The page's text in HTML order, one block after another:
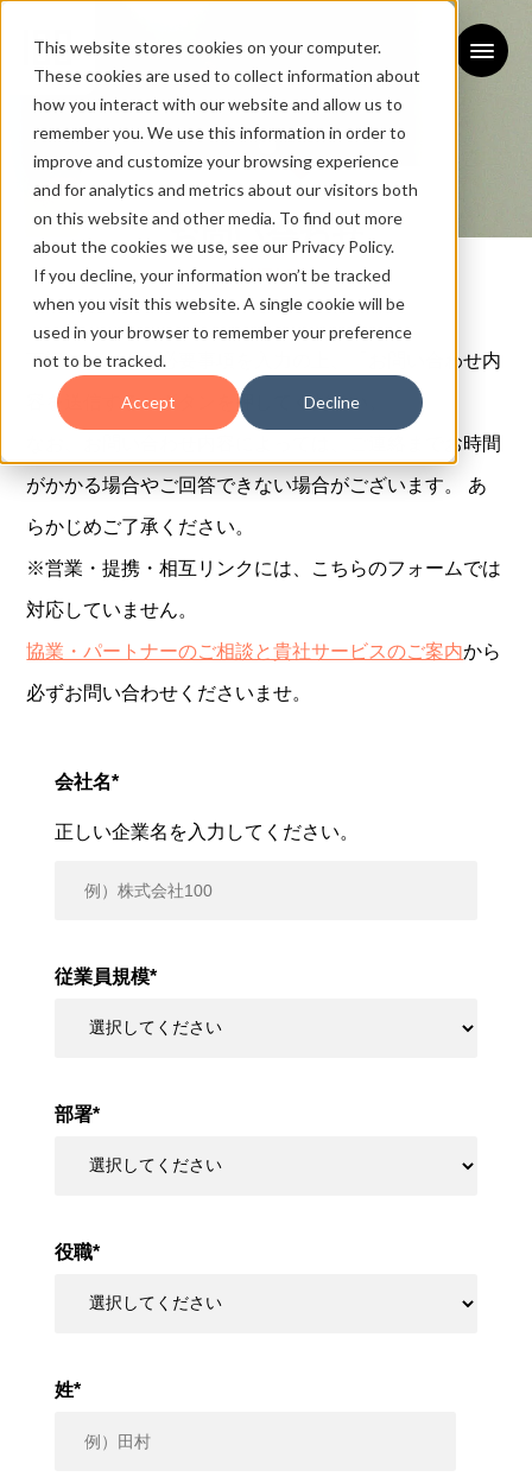
This website stores cookies on your computer.
These cookies are used to collect information about
how you interact with our website and allow us to
remember you. We use this information in order to
improve and customize your browsing experience
and for analytics and metrics about our visitors both
on this website and other media. To find out more
about the cookies we use, see our Privacy Policy.
If you decline, your information won’t be tracked
when you visit this website. A single cookie will be
used in your browser to remember your preference
not to be tracked.
Accept Decline
お問い合わせ
CONTACT
下記フォームに必要事項を入力の上、「お問い合わせ内
容を送信する」ボタンを押してください。
なお、お問い合わせ内容によっては、ご連絡までお時間
がかかる場合やご回答できない場合がございます。 あ
らかじめご了承ください。
※営業・提携・相互リンクには、こちらのフォームでは
対応していません。
協業・パートナーのご相談と貴社サービスのご案内から
必ずお問い合わせくださいませ。
会社名*
正しい企業名を入力してください。
従業員規模*
部署*
役職*
姓*